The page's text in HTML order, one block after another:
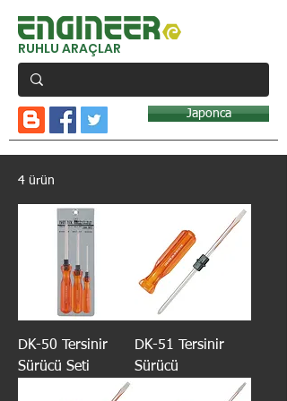
RUHLU ARAÇLAR
Japonca
4 ürün
DK-50 Tersinir
Sürücü Seti
DK-51 Tersinir
Sürücü